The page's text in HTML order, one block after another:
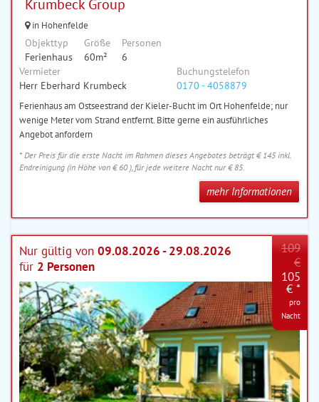
Krumbeck Group
in Hohenfelde
Objekttyp
Ferienhaus
Größe
60m²
Personen
6
Vermieter
Herr Eberhard Krumbeck
Buchungstelefon
0170 - 4058879
Ferienhaus am Ostseestrand der Kieler-Bucht im Ort Hohenfelde; nur
wenige Meter vom Strand entfernt. Bitte gerne ein ausführliches
Angebot anfordern
* Der Preis für die erste Nacht im Rahmen dieses Angebotes beträgt € 145 inkl.
Endreinigung (in Höhe von € 60 ), für jede weitere Nacht nur € 85.
mehr Informationen
Nur gültig von 09.08.2026 - 29.08.2026
für 2 Personen
109
€
105
€ *
pro
Nacht